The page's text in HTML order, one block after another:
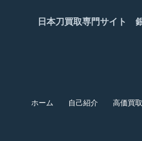
日本刀買取専門サイト
ホーム 自己紹介 高価買